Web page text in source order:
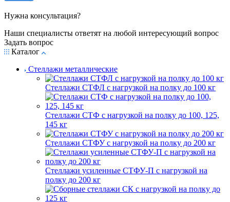
Нужна консультация?
Наши специалисты ответят на любой интересующий вопрос
Задать вопрос
Каталог
Стеллажи металлические
Стеллажи СТФЛ с нагрузкой на полку до 100 кг
Стеллажи СТФ с нагрузкой на полку до 100, 125,
145 кг
Стеллажи СТФУ с нагрузкой на полку до 200 кг
Стеллажи усиленные СТФУ-П с нагрузкой на
полку до 200 кг